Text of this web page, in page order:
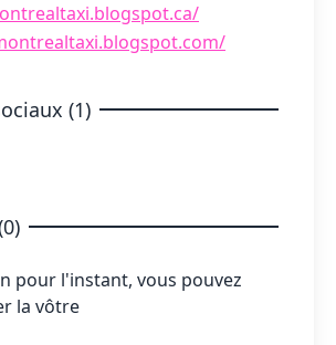
(1)
pour l'instant, vous pouvez
la vôtre